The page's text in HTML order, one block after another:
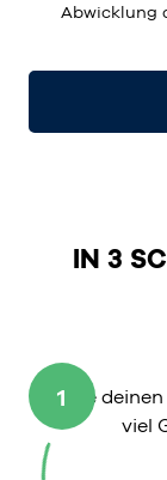
Abwicklung
IN 3
1
Wähle
viel